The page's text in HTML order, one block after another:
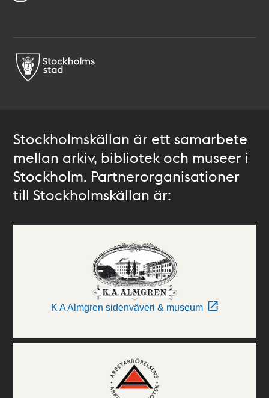
Stockholmskällan är ett samarbete
mellan arkiv, bibliotek och museer i
Stockholm. Partnerorganisationer
till Stockholmskällan är:
K A Almgren sidenväveri & museum